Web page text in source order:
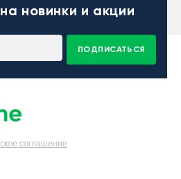
на новинки и акции
ПОДПИСАТЬСЯ
соглашение